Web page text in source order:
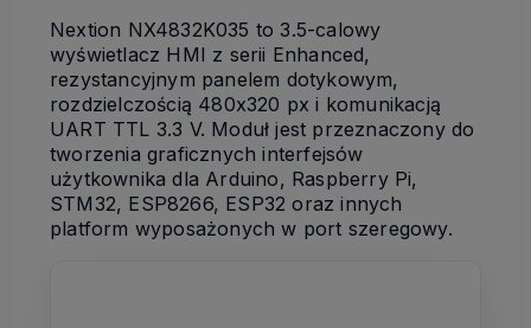
Nextion NX4832K035 to 3.5-calowy
wyświetlacz HMI z serii Enhanced,
rezystancyjnym panelem dotykowym,
rozdzielczością 480x320 px i komunikacją
UART TTL 3.3 V. Moduł jest przeznaczony do
tworzenia graficznych interfejsów
użytkownika dla Arduino, Raspberry Pi,
STM32, ESP8266, ESP32 oraz innych
platform wyposażonych w port szeregowy.